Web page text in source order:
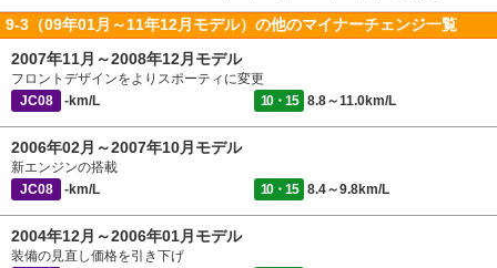
9-3（09年01月～11年12月モデル）の他のマイナーチェンジ一覧
2007年11月～2008年12月モデル
フロントデザインをよりスポーティに変更
JC08
-km/L 10・15 8.8～11.0km/L
2006年02月～2007年10月モデル
新エンジンの搭載
JC08
-km/L 10・15 8.4～9.8km/L
2004年12月～2006年01月モデル
装備の見直し価格を引き下げ